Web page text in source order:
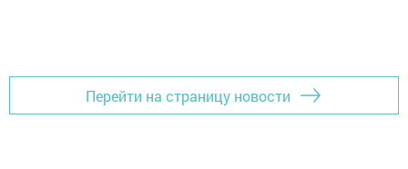
Перейти на страницу новости